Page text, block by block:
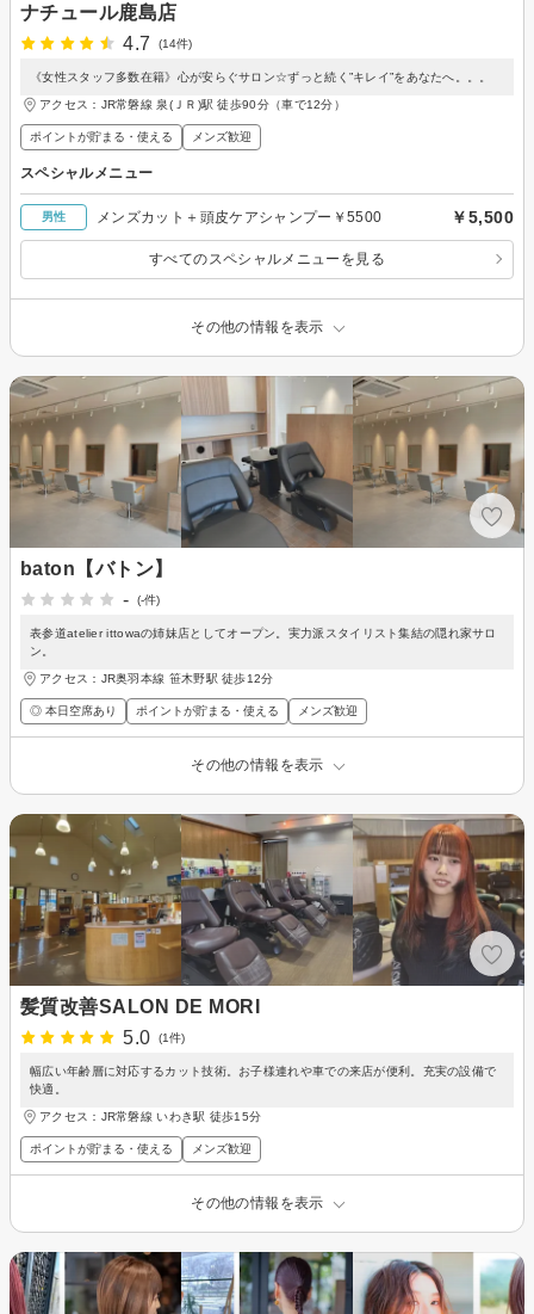
ナチュール鹿島店
4.7
(14件)
《女性スタッフ多数在籍》心が安らぐサロン☆ずっと続く”キレイ”をあなたへ。。。
アクセス：JR常磐線 泉(ＪＲ)駅 徒歩90分（車で12分）
ポイントが貯まる・使える メンズ歓迎
スペシャルメニュー
男性 メンズカット＋頭皮ケアシャンプー￥5500 ￥5,500
すべてのスペシャルメニューを見る
その他の情報を表示
baton【バトン】
-
(-件)
表参道atelier ittowaの姉妹店としてオープン。実力派スタイリスト集結の隠れ家サロ
ン。
アクセス：JR奥羽本線 笹木野駅 徒歩12分
◎ 本日空席あり ポイントが貯まる・使える メンズ歓迎
その他の情報を表示
髪質改善SALON DE MORI
5.0
(1件)
幅広い年齢層に対応するカット技術。お子様連れや車での来店が便利。充実の設備で
快適。
アクセス：JR常磐線 いわき駅 徒歩15分
ポイントが貯まる・使える メンズ歓迎
その他の情報を表示